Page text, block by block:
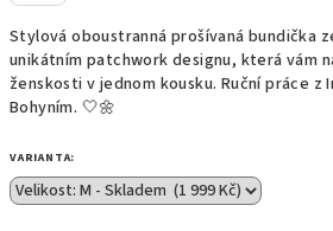
Stylová oboustranná prošívaná bundička
unikátním patchwork designu, která vám
ženskosti v jednom kousku. Ruční práce z
Bohyním. 🤍🌼
VARIANTA: